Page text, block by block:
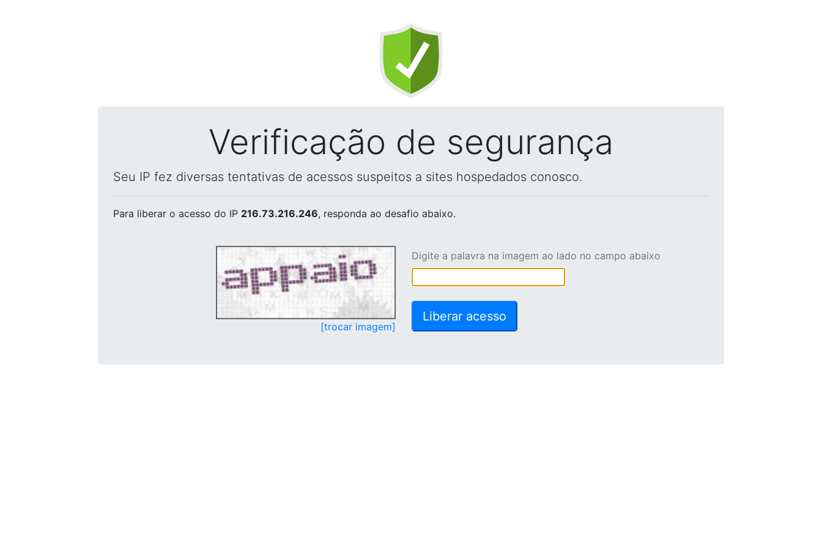
Verificação de segurança
Seu IP fez diversas tentativas de acessos suspeitos a sites hospedados conosco.
Para liberar o acesso do IP 216.73.216.246, responda ao desafio abaixo.
[trocar imagem]
Digite a palavra na imagem ao lado no campo abaixo